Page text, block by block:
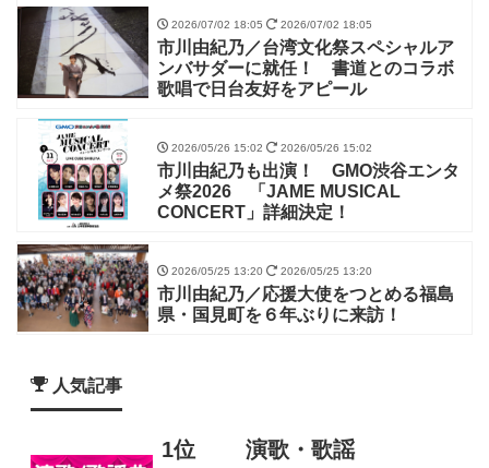
2026/07/02 18:05 2026/07/02 18:05
市川由紀乃／台湾文化祭スペシャルア
ンバサダーに就任！ 書道とのコラボ
歌唱で日台友好をアピール
2026/05/26 15:02 2026/05/26 15:02
市川由紀乃も出演！ GMO渋谷エンタ
メ祭2026 「JAME MUSICAL
CONCERT」詳細決定！
2026/05/25 13:20 2026/05/25 13:20
市川由紀乃／応援大使をつとめる福島
県・国見町を６年ぶりに来訪！
人気記事
1位
演歌・歌謡